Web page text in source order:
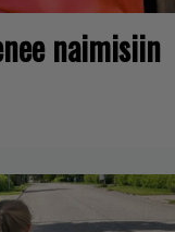
naimisiin